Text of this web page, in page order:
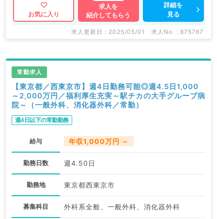
お気に入り
求人を
紹介してもらう
詳細を
見る
求人更新日 : 2025/05/01 求人No. : 875767
常勤求人
【東京都／西東京市】週4日勤務可能◎週4.5日1,000
～2,000万円／福利厚生充実～駅チカの大手グループ病
院～（一般外科、消化器外科／常勤）
週4日以下の常勤勤務
給与 年収1,000万円 ～
勤務日数 週4.50日
勤務地 東京都西東京市
募集科目 外科系全般、一般外科、消化器外科